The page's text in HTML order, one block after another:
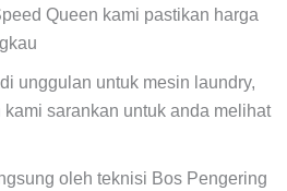
Queen kami pastikan harga
unggulan untuk mesin laundry,
sarankan untuk anda melihat
oleh teknisi Bos Pengering